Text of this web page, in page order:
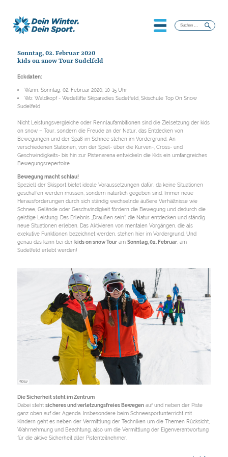
Suchen
nach:
Sonntag, 02. Februar 2020
kids on snow Tour Sudelfeld
Eckdaten:
Wann: Sonntag, 02. Februar 2020; 10-15 Uhr
Wo: Waldkopf - Wedellifte Skiparadies Sudelfeld, Skischule Top On Snow
Sudelfeld
Nicht Leistungsvergleiche oder Rennlaufambitionen sind die Zielsetzung der kids
on snow – Tour, sondern die Freude an der Natur, das Entdecken von
Bewegungen und der Spaß im Schnee stehen im Vordergrund. An
verschiedenen Stationen, von der Spiel- über die Kurven-, Cross- und
Geschwindigkeits- bis hin zur Pistenarena entwickeln die Kids ein umfangreiches
Bewegungsrepertoire.
Bewegung macht schlau!
Speziell der Skisport bietet ideale Voraussetzungen dafür, da keine Situationen
geschaffen werden müssen, sondern natürlich gegeben sind. Immer neue
Herausforderungen durch sich ständig wechselnde äußere Verhältnisse wie
Schnee, Gelände oder Geschwindigkeit fördern die Bewegung und dadurch die
geistige Leistung. Das Erlebnis „Draußen sein“, die Natur entdecken und ständig
neue Situationen erleben. Das Aktivieren von mentalen Vorgängen, die als
exekutive Funktionen bezeichnet werden, stehen hier im Vordergrund. Und
genau das kann bei der kids on snow Tour am Sonntag, 02. Februar , am
Sudelfeld erlebt werden!
©DSLV
Die Sicherheit steht im Zentrum
Dabei steht sicheres und verletzungsfreies Bewegen auf und neben der Piste
ganz oben auf der Agenda. Insbesondere beim Schneesportunterricht mit
Kindern geht es neben der Vermittlung der Techniken um die Themen Rücksicht,
Wahrnehmung und Beachtung, also um die Vermittlung der Eigenverantwortung
für die aktive Sicherheit aller Pistenteilnehmer.